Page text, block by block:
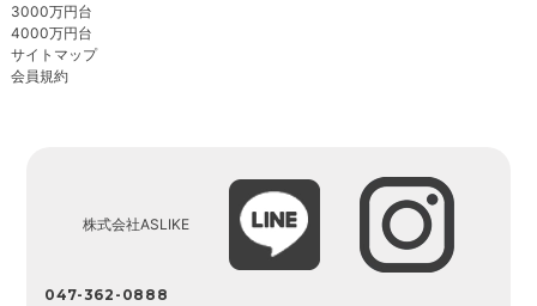
3000万円台
4000万円台
サイトマップ
会員規約
株式会社ASLIKE
047-362-0888